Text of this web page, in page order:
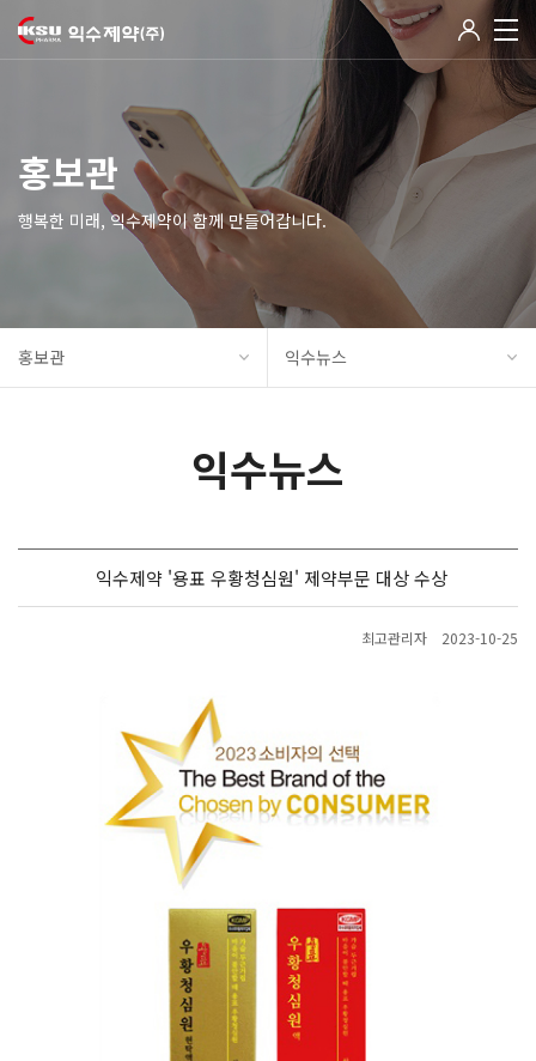
홍보관
행복한 미래, 익수제약이 함께 만들어갑니다.
홍보관 익수뉴스
익수뉴스
익수제약 '용표 우황청심원' 제약부문 대상 수상
최고관리자 2023-10-25